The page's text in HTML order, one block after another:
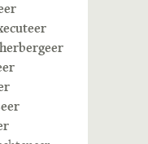
herbergeer